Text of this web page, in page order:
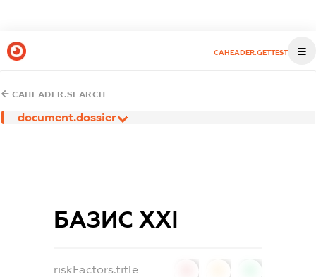
CAHEADER.GETTEST
CAHEADER.SEARCH
document.dossier
БАЗИС ХХІ
riskFactors.title